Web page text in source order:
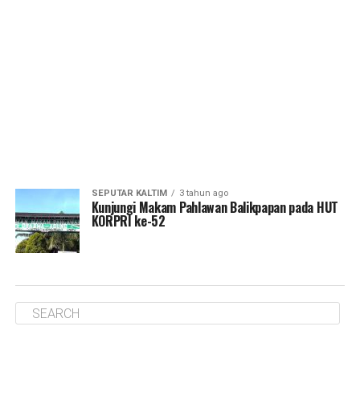
SEPUTAR KALTIM 3 tahun ago
Kunjungi Makam Pahlawan Balikpapan pada HUT
KORPRI ke-52